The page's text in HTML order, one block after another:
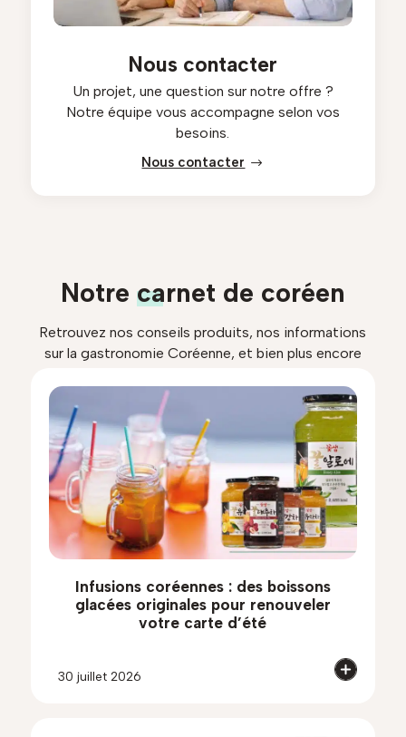
Nous contacter
Un projet, une question sur notre offre ?
Notre équipe vous accompagne selon vos
besoins.
Nous contacter
Notre carnet de coréen
Retrouvez nos conseils produits, nos informations
sur la gastronomie Coréenne, et bien plus encore
Infusions coréennes : des boissons
glacées originales pour renouveler
votre carte d’été
30 juillet 2026